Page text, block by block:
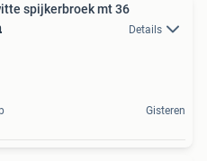
spijkerbroek mt 36
Details
Gisteren